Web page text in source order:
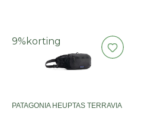
9% korting
PATAGONIA HEUPTAS TERRAVIA